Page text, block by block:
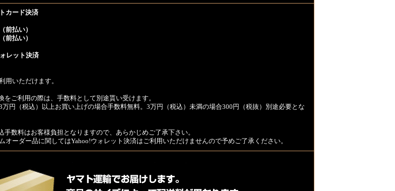
カード決済
前払い）
前払い）
レット決済
用いただけます。
をご利用の際は、手数料として別途貰い受けます。
万円（税込）以上お買い上げの場合手数料無料。3万円（税込）未満の場合300円（税抜）別途必要とな
手数料はお客様負担となりますので、あらかじめご了承下さい。
オーダー品に関してはYahoo!ウォレット決済はご利用いただけませんので予めご了承ください。